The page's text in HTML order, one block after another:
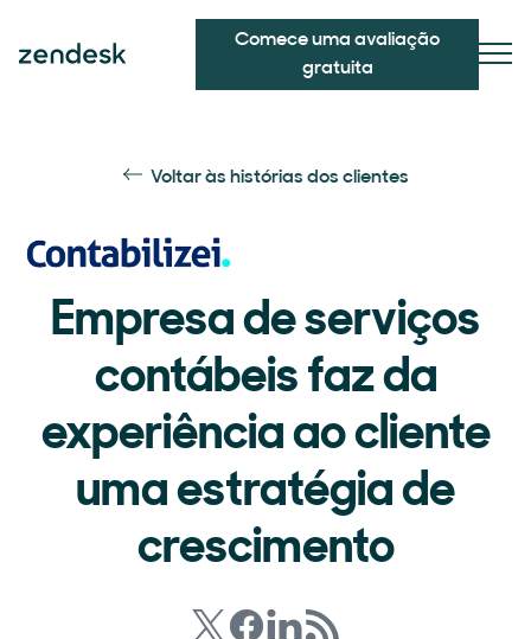
Comece uma avaliação
gratuita
Voltar às histórias dos clientes
Empresa de serviços
contábeis faz da
experiência ao cliente
uma estratégia de
crescimento